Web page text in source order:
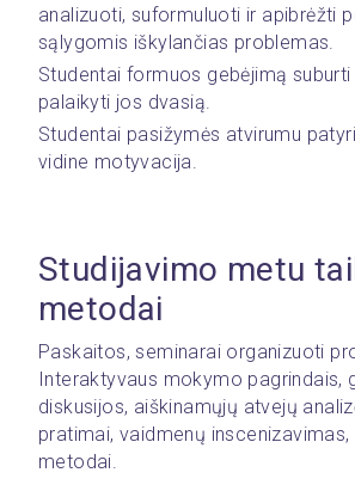
analizuoti, suformuluoti ir apibrėžti
sąlygomis iškylančias problemas.
Studentai formuos gebėjimą
palaikyti jos dvasią.
Studentai pasižymės atvirumu
vidine motyvacija.
Studijavimo metu
metodai
Paskaitos, seminarai organizuoti
Interaktyvaus mokymo pagrindais,
diskusijos, aiškinamųjų atvejų
pratimai, vaidmenų
metodai.